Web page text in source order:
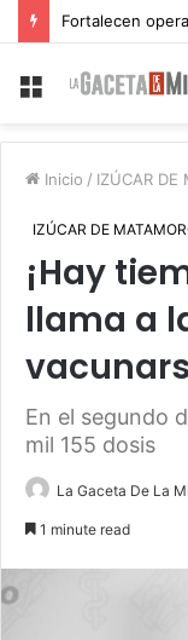
Menu
Inicio / IZÚCAR DE
IZÚCAR DE
¡Hay
llama a
En el segundo
mil 155 dosis
La Gaceta De La
1 minute read